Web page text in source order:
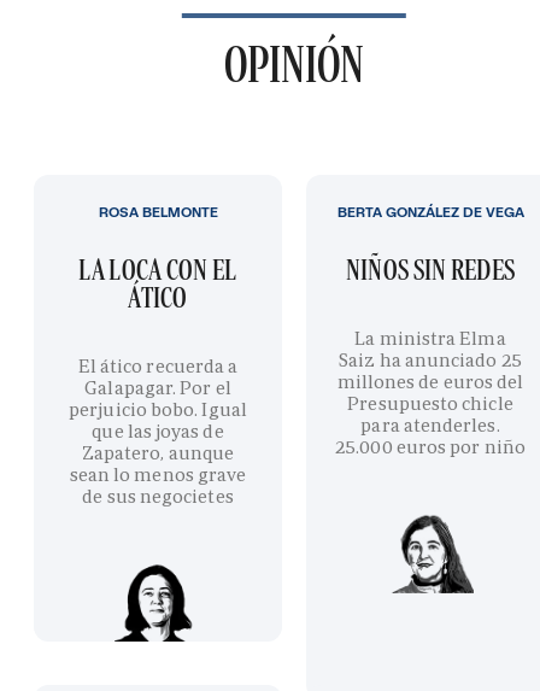
OPINIÓN
LA LOCA CON EL
ÁTICO
El ático recuerda a
Galapagar. Por el
perjuicio bobo. Igual
que las joyas de
Zapatero, aunque
sean lo menos grave
de sus negocietes
ROSA BELMONTE
NIÑOS SIN REDES
La ministra Elma
Saiz ha anunciado 25
millones de euros del
Presupuesto chicle
para atenderles.
25.000 euros por niño
BERTA GONZÁLEZ DE VEGA